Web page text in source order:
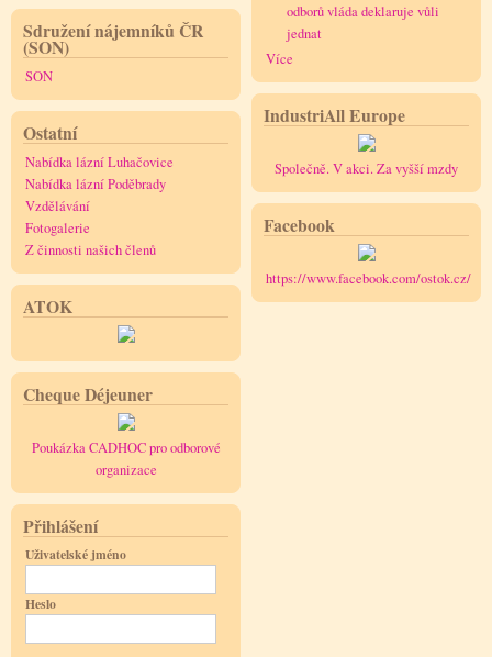
Sdružení nájemníků ČR
(SON)
SON
Ostatní
Nabídka lázní Luhačovice
Nabídka lázní Poděbrady
Vzdělávání
Fotogalerie
Z činnosti našich členů
ATOK
Cheque Déjeuner
Poukázka CADHOC pro odborové
organizace
Přihlášení
Uživatelské jméno
Heslo
odborů vláda deklaruje vůli
jednat
Více
IndustriAll Europe
Společně. V akci. Za vyšší mzdy
Facebook
https://www.facebook.com/ostok.cz/